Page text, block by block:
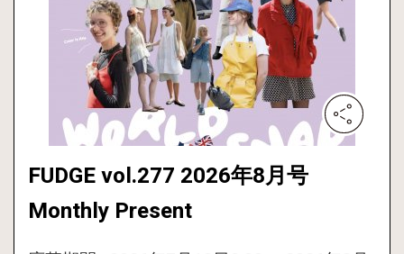
FUDGE vol.277 2026年8月号
Monthly Present